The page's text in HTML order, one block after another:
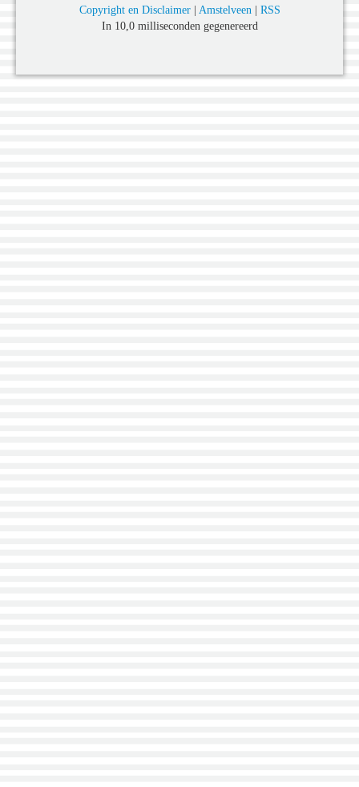
Copyright en Disclaimer| Amstelveen | RSS
In 10,0 milliseconden gegenereerd